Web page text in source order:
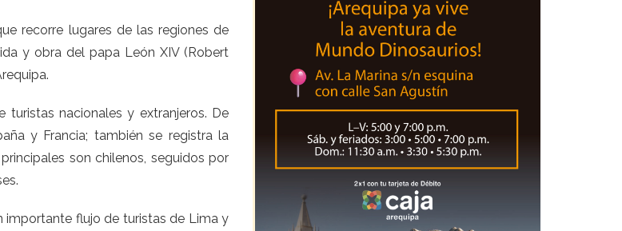
recorre lugares de las regiones de
y obra del papa León XIV (Robert
nacionales y extranjeros. De
y Francia; también se registra la
son chilenos, seguidos por
importante flujo de turistas de Lima y